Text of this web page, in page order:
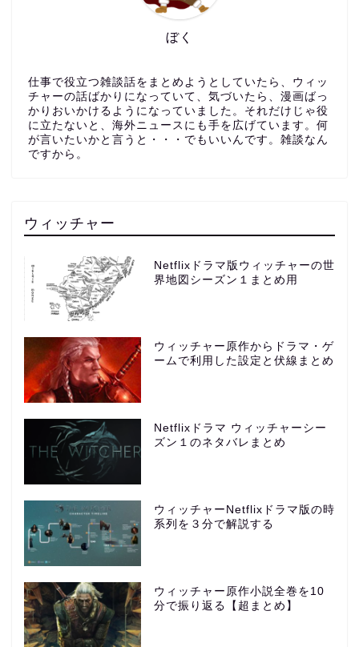
ぼく
仕事で役立つ雑談話をまとめようとしていたら、ウィッ
チャーの話ばかりになっていて、気づいたら、漫画ばっ
かりおいかけるようになっていました。それだけじゃ役
に立たないと、海外ニュースにも手を広げています。何
が言いたいかと言うと・・・でもいいんです。雑談なん
ですから。
ウィッチャー
Netflixドラマ版ウィッチャーの世
界地図シーズン１まとめ用
ウィッチャー原作からドラマ・ゲ
ームで利用した設定と伏線まとめ
Netflixドラマ ウィッチャーシー
ズン１のネタバレまとめ
ウィッチャーNetflixドラマ版の時
系列を３分で解説する
ウィッチャー原作小説全巻を10
分で振り返る【超まとめ】